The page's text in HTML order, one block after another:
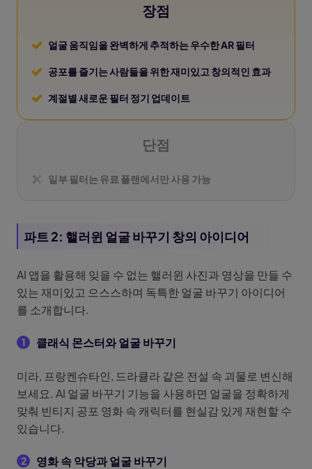
장점
얼굴 움직임을 완벽하게 추적하는 우수한 AR 필터
공포를 즐기는 사람들을 위한 재미있고 창의적인 효과
계절별 새로운 필터 정기 업데이트
단점
일부 필터는 유료 플랜에서만 사용 가능
파트 2: 핼러윈 얼굴 바꾸기 창의 아이디어
AI 앱을 활용해 잊을 수 없는 핼러윈 사진과 영상을 만들 수
있는 재미있고 으스스하며 독특한 얼굴 바꾸기 아이디어
를 소개합니다.
1 클래식 몬스터와 얼굴 바꾸기
미라, 프랑켄슈타인, 드라큘라 같은 전설 속 괴물로 변신해
보세요. AI 얼굴 바꾸기 기능을 사용하면 얼굴을 정확하게
맞춰 빈티지 공포 영화 속 캐릭터를 현실감 있게 재현할 수
있습니다.
2 영화 속 악당과 얼굴 바꾸기